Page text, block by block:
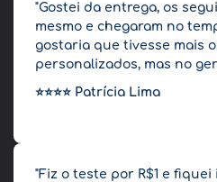
"Gostei da entrega, os
mesmo e chegaram no
gostaria que tivesse mais
personalizados, mas no
⭐⭐⭐⭐ Patrícia Lima
"Fiz o teste por R$1 e